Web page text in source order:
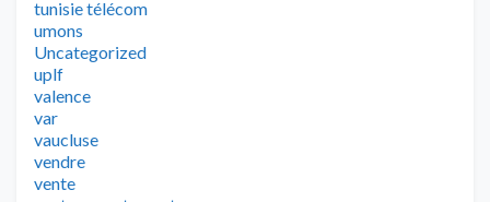
tunisie télécom
umons
Uncategorized
uplf
valence
var
vaucluse
vendre
vente